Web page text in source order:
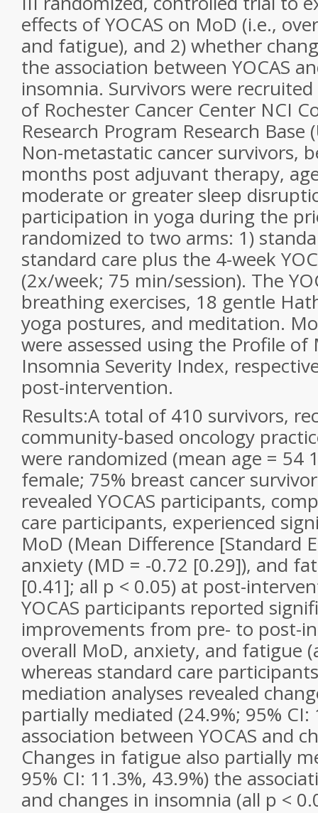
effects of YOCAS on MoD (i.e.,
and fatigue), and 2) whether
the association between YOCAS
insomnia. Survivors were
of Rochester Cancer Center NCI
Research Program Research Base
Non-metastatic cancer survivors,
months post adjuvant therapy,
moderate or greater sleep
participation in yoga during the
randomized to two arms: 1)
standard care plus the 4-week
(2x/week; 75 min/session). The
breathing exercises, 18 gentle
yoga postures, and meditation.
were assessed using the Profile of
Insomnia Severity Index,
post-intervention.
Results:A total of 410 survivors,
community-based oncology
were randomized (mean age = 54
female; 75% breast cancer
revealed YOCAS participants,
care participants, experienced
MoD (Mean Difference [Standard
anxiety (MD = -0.72 [0.29]), and
[0.41]; all p < 0.05) at post-
YOCAS participants reported
improvements from pre- to post-
overall MoD, anxiety, and fatigue
whereas standard care
mediation analyses revealed
partially mediated (24.9%; 95% CI:
association between YOCAS and
Changes in fatigue also partially
95% CI: 11.3%, 43.9%) the
and changes in insomnia (all p <